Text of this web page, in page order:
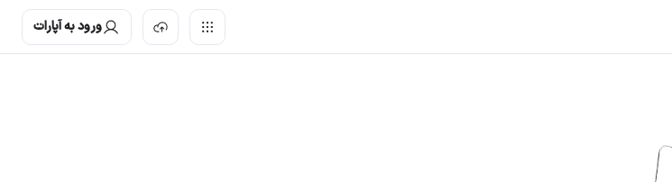
ورود به آپارات